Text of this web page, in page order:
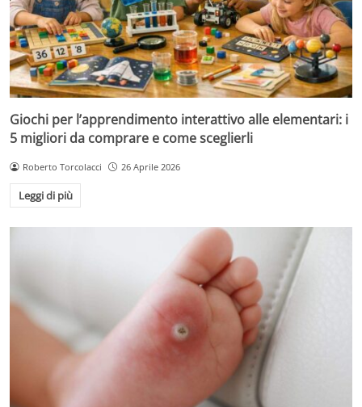
Giochi per l’apprendimento interattivo alle elementari: i
5 migliori da comprare e come sceglierli
Roberto Torcolacci 26 Aprile 2026
Leggi di più